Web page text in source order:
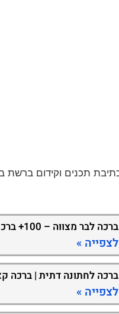
ברכה לבר מצווה – 100+ ברכות מיוחדות לבר מצווה!
לצפייה »
ברכה לחתונה דתית | ברכה
לצפייה »